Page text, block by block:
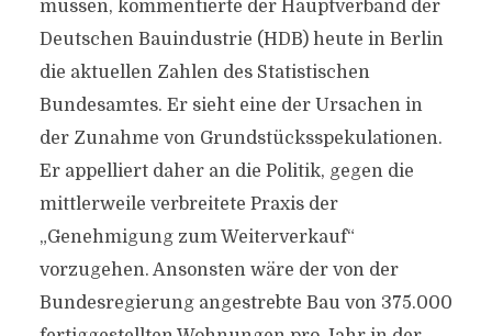
müssen, kommentierte der Hauptverband der
Deutschen Bauindustrie (HDB) heute in Berlin
die aktuellen Zahlen des Statistischen
Bundesamtes. Er sieht eine der Ursachen in
der Zunahme von Grundstücksspekulationen.
Er appelliert daher an die Politik, gegen die
mittlerweile verbreitete Praxis der
„Genehmigung zum Weiterverkauf“
vorzugehen. Ansonsten wäre der von der
Bundesregierung angestrebte Bau von 375.000